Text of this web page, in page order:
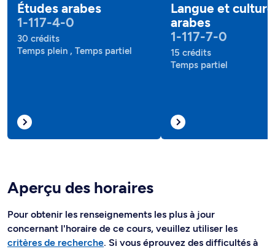
Études arabes
1-117-4-0
30 crédits
Temps plein , Temps partiel
Langue et culture
arabes
1-117-7-0
15 crédits
Temps partiel
Aperçu des horaires
Pour obtenir les renseignements les plus à jour
concernant l'horaire de ce cours, veuillez utiliser les
critères de recherche. Si vous éprouvez des difficultés à